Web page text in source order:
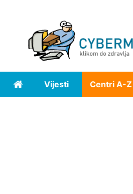
Home Vijesti Centri A-Z